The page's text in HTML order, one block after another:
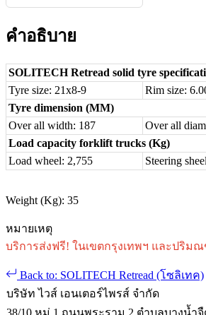
คำอธิบาย
SOLITECH Retread solid tyre
Tyre size: 21x8-9
Rim size:
Tyre dimension (MM)
Over all width: 187
Over all
Load capacity forklift trucks (Kg)
Load wheel: 2,755
Steering
Weight (Kg): 35
หมายเหตุ
บริการส่งฟรี! ในเขตกรุงเทพฯ และปริม
Back to: SOLITECH Retread (โซลิเทค)
บริษัท ไวส์ เอนเตอร์ไพรส์ จำกัด
38/10 หมู่ 1 ถนนพระราม 2 ตำบลบางน้ำจื